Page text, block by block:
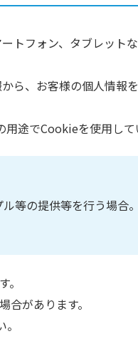
トフォン、タブレット
ら、お客様の個人情報
途でCookieを使用して
等の提供等を行う場合。
があります。